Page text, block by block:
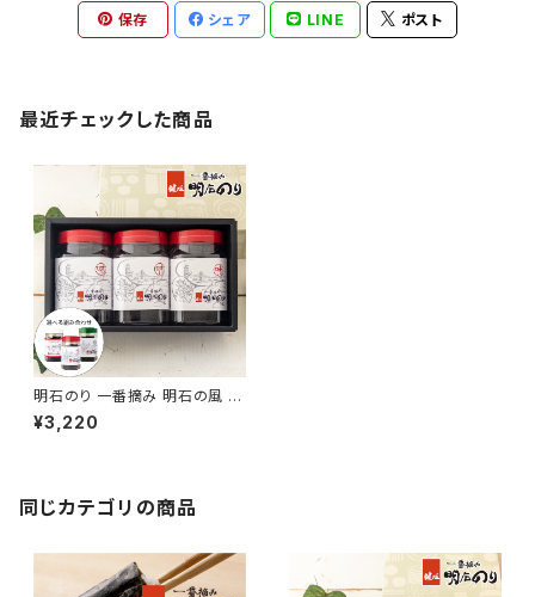
保存 シェア LINE ポスト
最近チェックした商品
明石のり 一番摘み 明石の風 4
8枚×3本入
¥3,220
同じカテゴリの商品